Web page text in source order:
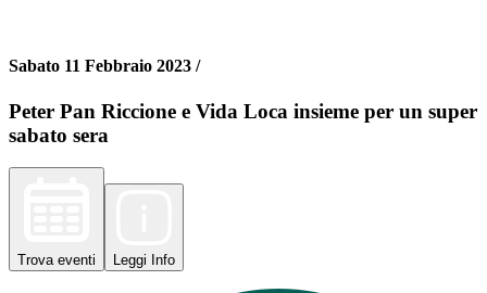
Sabato 11 Febbraio 2023 /
Peter Pan Riccione e Vida Loca insieme per un super
sabato sera
Trova eventi Leggi Info